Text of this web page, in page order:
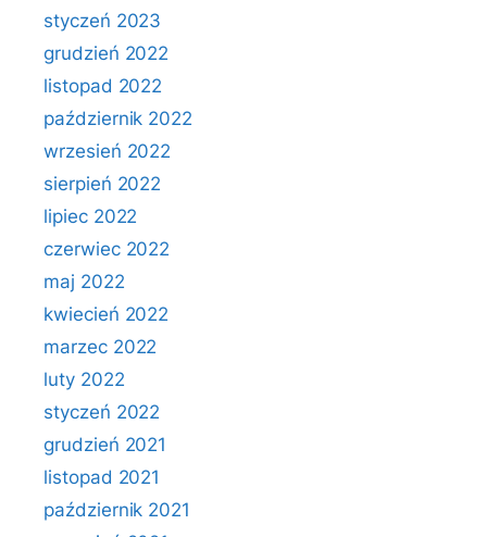
styczeń 2023
grudzień 2022
listopad 2022
październik 2022
wrzesień 2022
sierpień 2022
lipiec 2022
czerwiec 2022
maj 2022
kwiecień 2022
marzec 2022
luty 2022
styczeń 2022
grudzień 2021
listopad 2021
październik 2021